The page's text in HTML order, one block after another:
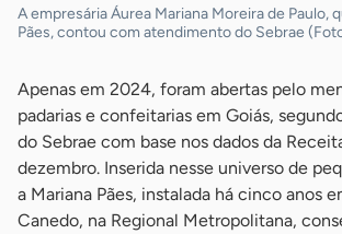
A empresária Áurea Mariana Moreira de Paulo,
Pães, contou com atendimento do Sebrae
Apenas em 2024, foram abertas pelo
padarias e confeitarias em Goiás,
do Sebrae com base nos dados da
dezembro. Inserida nesse universo de
a Mariana Pães, instalada há cinco anos
Canedo, na Regional Metropolitana,